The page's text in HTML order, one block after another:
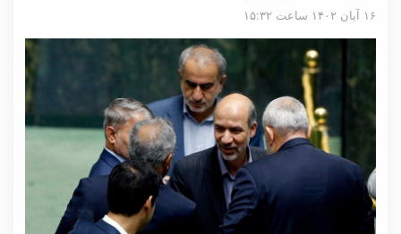
۱۶ آبان ۱۴۰۲ ساعت ۱۵:۳۲